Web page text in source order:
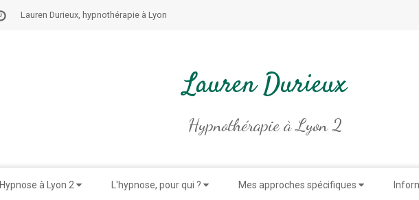
Lauren Durieux, hypnothérapie à Lyon
Lauren Durieux
Hypnothérapie à Lyon 2
Hypnose à Lyon 2 L'hypnose, pour qui ? Mes approches spécifiques